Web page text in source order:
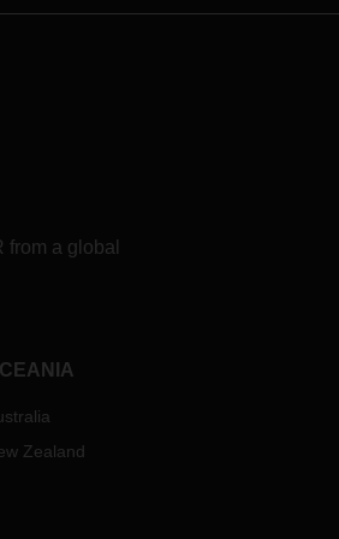
a global
Zealand